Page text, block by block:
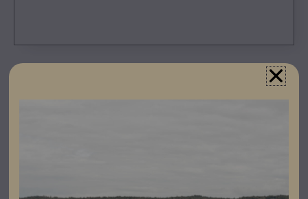
Registrera dig som partner för att se priser och kunna